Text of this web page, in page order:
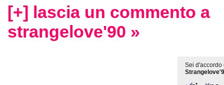
[+] lascia un commento a
strangelove'90 »
Sei d'accordo